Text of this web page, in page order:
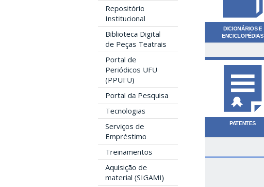
Repositório
Institucional
Biblioteca Digital
de Peças Teatrais
Portal de
Periódicos UFU
(PPUFU)
Portal da Pesquisa
Tecnologias
Serviços de
Empréstimo
Treinamentos
Aquisição de
material (SIGAMI)
DICIONÁRIOS E
ENCICLOPÉDIAS
PATENTES